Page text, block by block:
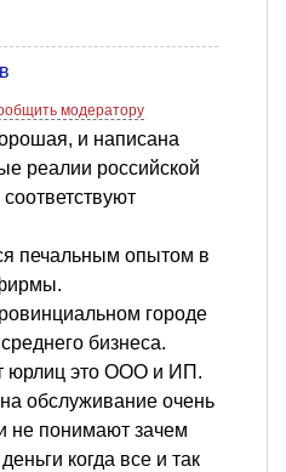
модератору
и написана
реалии российской
печальным опытом в
городе
бизнеса.
юрлиц это ООО и ИП.
обслуживание очень
не понимают зачем
когда все и так